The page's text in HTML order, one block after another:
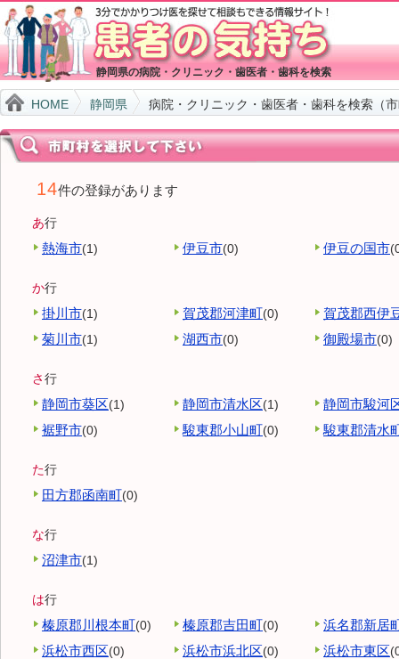
静岡県の病院・クリニック・歯医者・歯科を検索
HOME 静岡県 病院・クリニック・歯医者・歯科を検索（
14件の登録があります
あ行
熱海市(1) 伊豆市(0) 伊豆の国市
か行
掛川市(1) 賀茂郡河津町(0)
賀茂郡西伊
菊川市(1) 湖西市(0) 御殿場市(0)
さ行
静岡市葵区(1) 静岡市清水区(1)
静岡市駿河
裾野市(0) 駿東郡小山町(0) 駿東郡清水
た行
田方郡函南町(0)
な行
沼津市(1)
は行
榛原郡川根本町(0) 榛原郡吉田町(0)
浜名郡新居
浜松市西区(0) 浜松市浜北区(0) 浜松市東区